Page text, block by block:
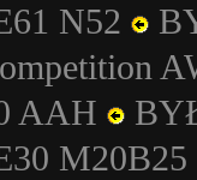
N52
AAH
M20B25